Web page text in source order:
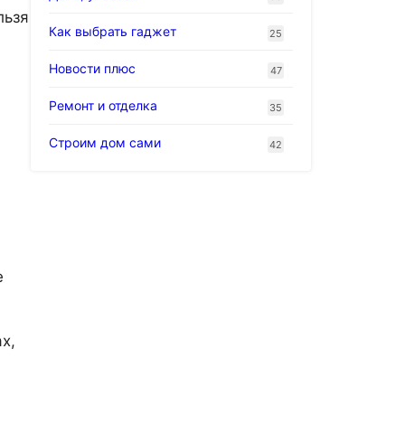
Как выбрать гаджет 25
Новости плюс 47
Ремонт и отделка 35
Строим дом сами 42